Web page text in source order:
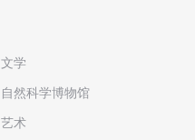
文学
自然科学博物馆
艺术